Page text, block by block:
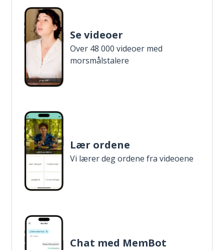
Se videoer
Over 48 000 videoer med
morsmålstalere
Lær ordene
Vi lærer deg ordene fra videoene
Chat med MemBot